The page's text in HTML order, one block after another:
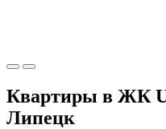
Квартиры в ЖК
Липецк